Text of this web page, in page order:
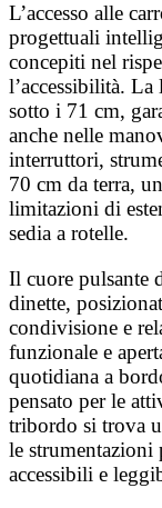
L’accesso alle
progettuali
concepiti nel
l’accessibilità. La
sotto i 71 cm,
anche nelle
interruttori,
70 cm da terra,
limitazioni di
sedia a rotelle.
Il cuore pulsante
dinette,
condivisione e
funzionale e
quotidiana a
pensato per le
tribordo si trova
le strumentazioni
accessibili e